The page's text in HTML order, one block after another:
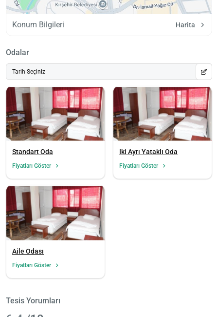
Konum Bilgileri Harita
Odalar
Tarih Seçiniz
Standart Oda
Fiyatları Göster
Iki Ayrı Yataklı Oda
Fiyatları Göster
Aile Odası
Fiyatları Göster
Tesis Yorumları